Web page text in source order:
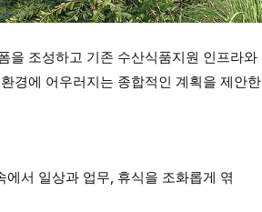
을 조성하고 기존 수산식품지원 인프라와
경에 어우러지는 종합적인 계획을 제안한
서 일상과 업무, 휴식을 조화롭게 엮